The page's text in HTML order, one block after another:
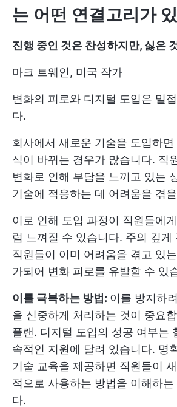
는 어떤 연결고리가
진행 중인 것은 찬성하지만, 싫은
마크 트웨인, 미국 작가
변화의 피로와 디지털 도입은 밀
다.
회사에서 새로운 기술을 도입하
식이 바뀌는 경우가 많습니다. 직
변화로 인해 부담을 느끼고 있는
기술에 적응하는 데 어려움을 겪
이로 인해 도입 과정이 직원들에
럼 느껴질 수 있습니다. 주의 깊게
직원들이 이미 어려움을 겪고 있
가되어 변화 피로를 유발할 수 있
이를 극복하는 방법: 이를 방지하
을 신중하게 처리하는 것이 중요
플랜. 디지털 도입의 성공 여부는
속적인 지원에 달려 있습니다. 명
기술 교육을 제공하면 직원들이
적으로 사용하는 방법을 이해하는
다.